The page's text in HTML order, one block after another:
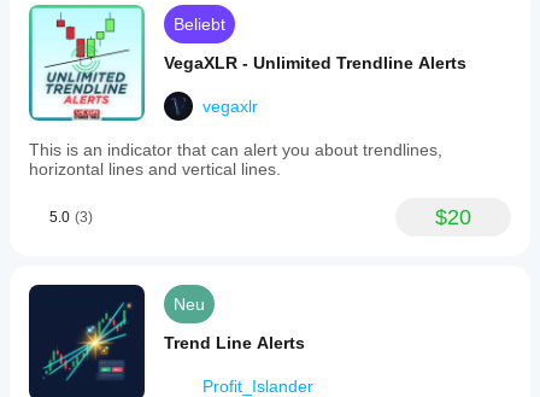
Beliebt
VegaXLR - Unlimited Trendline Alerts
vegaxlr
This is an indicator that can alert you about trendlines,
horizontal lines and vertical lines.
5.0 (3) $20
Neu
Trend Line Alerts
Profit_Islander